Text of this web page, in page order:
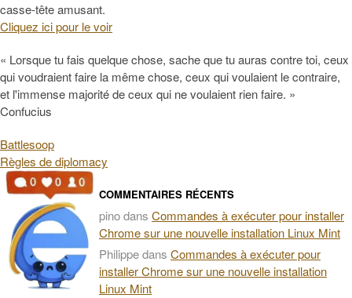
casse-tête amusant.
Cliquez ici pour le voir
« Lorsque tu fais quelque chose, sache que tu auras contre toi, ceux
qui voudraient faire la même chose, ceux qui voulaient le contraire,
et l'immense majorité de ceux qui ne voulaient rien faire. »
Confucius
Battlesoop
Règles de diplomacy
COMMENTAIRES RÉCENTS
pinodans Commandes à exécuter pour installer
Chrome sur une nouvelle installation Linux Mint
Philippedans Commandes à exécuter pour
installer Chrome sur une nouvelle installation
Linux Mint